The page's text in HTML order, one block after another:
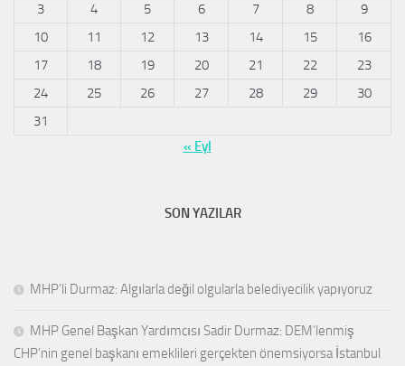
3
4 5 6 7 8
9
10
11 12 13 14 15
16
17
18 19 20 21 22
23
24
25 26 27 28 29
30
31
« Eyl
SON YAZILAR
MHP’li Durmaz: Algılarla değil olgularla belediyecilik yapıyoruz
MHP Genel Başkan Yardımcısı Sadir Durmaz: DEM’lenmiş
CHP’nin genel başkanı emeklileri gerçekten önemsiyorsa İstanbul